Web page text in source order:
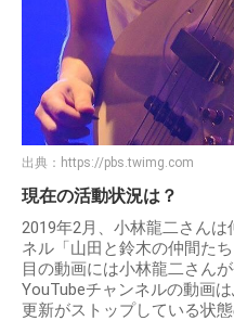
出典： https://pbs.twimg.com
現在の活動状況は？
2019年2月、小林龍二さん
ネル「山田と鈴木の仲間た
目の動画には小林龍二さん
YouTubeチャンネルの動画
更新がストップしている状態